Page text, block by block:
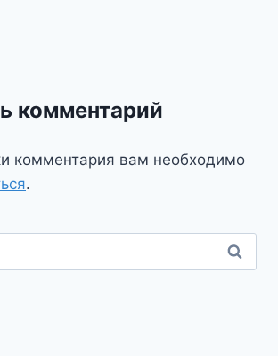
комментарий
комментария вам необходимо
.